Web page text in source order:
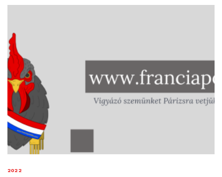
2022